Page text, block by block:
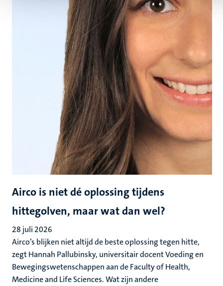
Airco is niet dé oplossing tijdens
hittegolven, maar wat dan wel?
28 juli 2026
Airco’s blijken niet altijd de beste oplossing tegen hitte,
zegt Hannah Pallubinsky, universitair docent Voeding en
Bewegingswetenschappen aan de Faculty of Health,
Medicine and Life Sciences. Wat zijn andere